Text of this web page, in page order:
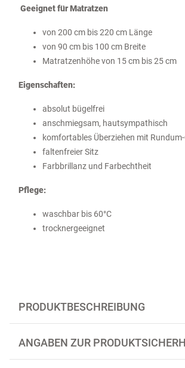
Geeignet für Matratzen
von 200 cm bis 220 cm Länge
von 90 cm bis 100 cm Breite
Matratzenhöhe von 15 cm bis 25 cm
Eigenschaften:
absolut bügelfrei
anschmiegsam, hautsympathisch
komfortables Überziehen mit
faltenfreier Sitz
Farbbrillanz und Farbechtheit
Pflege:
waschbar bis 60°C
trocknergeeignet
PRODUKTBESCHREIBUNG
ANGABEN ZUR